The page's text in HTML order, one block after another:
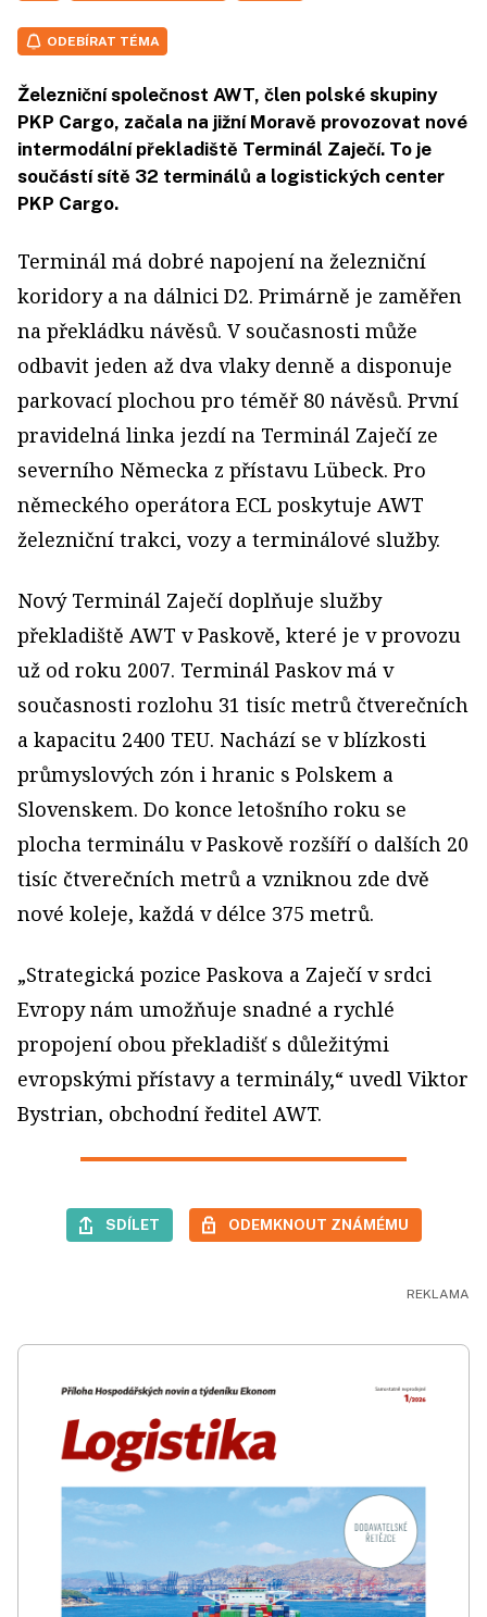
ODEBÍRAT TÉMA
Železniční společnost AWT, člen polské skupiny
PKP Cargo, začala na jižní Moravě provozovat nové
intermodální překladiště Terminál Zaječí. To je
součástí sítě 32 terminálů a logistických center
PKP Cargo.
Terminál má dobré napojení na železniční
koridory a na dálnici D2. Primárně je zaměřen
na překládku návěsů. V současnosti může
odbavit jeden až dva vlaky denně a disponuje
parkovací plochou pro téměř 80 návěsů. První
pravidelná linka jezdí na Terminál Zaječí ze
severního Německa z přístavu Lübeck. Pro
německého operátora ECL poskytuje AWT
železniční trakci, vozy a terminálové služby.
Nový Terminál Zaječí doplňuje služby
překladiště AWT v Paskově, které je v provozu
už od roku 2007. Terminál Paskov má v
současnosti rozlohu 31 tisíc metrů čtverečních
a kapacitu 2400 TEU. Nachází se v blízkosti
průmyslových zón i hranic s Polskem a
Slovenskem. Do konce letošního roku se
plocha terminálu v Paskově rozšíří o dalších 20
tisíc čtverečních metrů a vzniknou zde dvě
nové koleje, každá v délce 375 metrů.
„Strategická pozice Paskova a Zaječí v srdci
Evropy nám umožňuje snadné a rychlé
propojení obou překladišť s důležitými
evropskými přístavy a terminály,“ uvedl Viktor
Bystrian, obchodní ředitel AWT.
SDÍLET ODEMKNOUT ZNÁMÉMU